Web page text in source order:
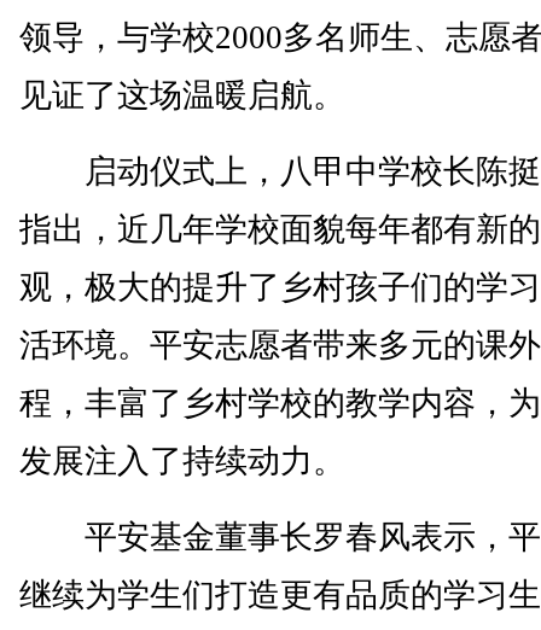
领导，与学校2000多名师生、志愿
见证了这场温暖启航。
启动仪式上，八甲中学校长陈
指出，近几年学校面貌每年都有新
观，极大的提升了乡村孩子们的学
活环境。平安志愿者带来多元的课
程，丰富了乡村学校的教学内容，
发展注入了持续动力。
平安基金董事长罗春风表示，
继续为学生们打造更有品质的学习